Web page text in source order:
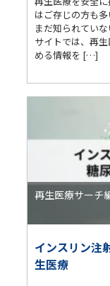
はご存じの方も
まだ知られてい
サイトでは、再
める情報を […]
再生医療サーチ
インスリン注
生医療